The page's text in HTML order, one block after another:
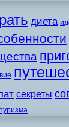
диета
секреты
туризма